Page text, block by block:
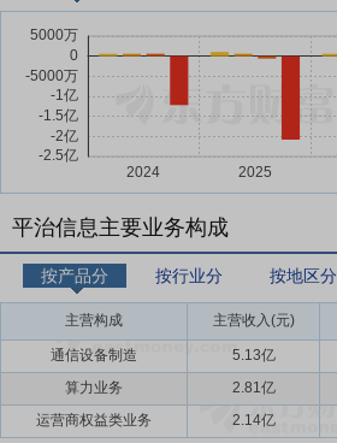
平治信息主要业务构成
按产品分 按行业分 按地区分
主营构成 主营收入(元)
通信设备制造 5.13亿
算力业务
2.81亿
运营商权益类业务
2.14亿